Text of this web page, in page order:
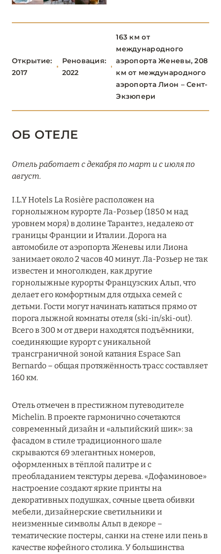
Alpes Hôtel du Pralong
Altapura
Chalet Alice, Chalet Noémie (Les Chalets du Mont
Coeur de Megéve
Crystal Hôtel Courchevel 1850
Écrin Blanc Courchevel
Experimental Chalet Val d’Isère
Four Seasons Hotel Megève
Grand Hôtel Soleil d'Or
Hôtel AlpenRuitor
Hôtel Annapurna Courchevel
Hôtel Barrière Les Neiges Courchevel
Hôtel Daria-I Nor
Hôtel de La Loze
Hôtel Koh-I Nor
Hôtel L'Arboisie
Hotel Le Kaila
Hôtel Mont-Blanc Chamonix
Hôtel Mont-Blanc Megeve
Hôtel Taj-I Mah
Hôtel Village La Mourra
Hôtel Village Montana
I.L.Y Hotels La Rosière
InterContinental Lyon – Hotel Dieu
Открытие:
2017
Реновация:
2022
163 км от
международного
аэропорта Женевы, 208
км от международного
аэропорта Лион – Сент-
Экзюпери
ОБ ОТЕЛЕ
Отель работает с декабря по март и с июля по
август.
I.L.Y Hotels La Rosière расположен на
горнолыжном курорте Ла-Розьер (1850 м над
уровнем моря) в долине Тарантез, недалеко от
границы Франции и Италии. Дорога на
автомобиле от аэропорта Женевы или Лиона
занимает около 2 часов 40 минут. Ла-Розьер не так
известен и многолюден, как другие
горнолыжные курорты Французских Альп, что
делает его комфортным для отдыха семей с
детьми. Гости могут начинать кататься прямо от
порога лыжной комнаты отеля (ski-in/ski-out).
Всего в 300 м от двери находятся подъёмники,
соединяющие курорт с уникальной
трансграничной зоной катания Espace San
Bernardo – общая протяжённость трасс составляет
160 км.
Отель отмечен в престижном путеводителе
Michelin. В проекте гармонично сочетаются
современный дизайн и «альпийский шик»: за
фасадом в стиле традиционного шале
скрываются 69 элегантных номеров,
оформленных в тёплой палитре и с
преобладанием текстуры дерева. «Дофаминовое»
настроение создают яркие принты на
декоративных подушках, сочные цвета обивки
мебели, дизайнерские светильники и
неизменные символы Альп в декоре –
тематические постеры, санки на стене или пень в
качестве кофейного столика. У большинства